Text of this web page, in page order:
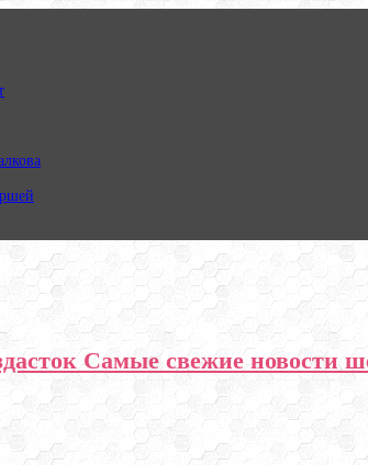
Самые свежие новости